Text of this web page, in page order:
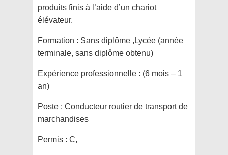
produits finis à l’aide d’un chariot
élévateur.
Formation : Sans diplôme ,Lycée (année
terminale, sans diplôme obtenu)
Expérience professionnelle : (6 mois – 1
an)
Poste : Conducteur routier de transport de
marchandises
Permis : C,